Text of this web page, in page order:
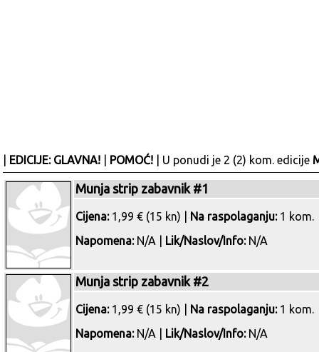
EDICIJE: GLAVNA! POMOĆ! | U ponudi je 2 (2) kom. edicije
Munja strip zabavnik #1
Cijena:1,99 € (15 kn) | Na raspolaganju:1 kom.
Napomena:N/A | Lik/Naslov/Info:N/A
Munja strip zabavnik #2
Cijena:1,99 € (15 kn) | Na raspolaganju:1 kom.
Napomena:N/A | Lik/Naslov/Info:N/A